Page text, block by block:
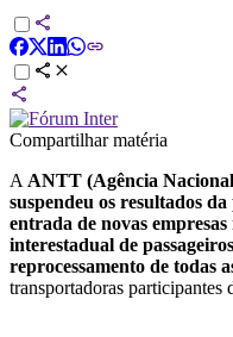
Compartilhar matéria
A ANTT (Agência
suspendeu os resultados
entrada de novas
interestadual de passageiros
reprocessamento de todas
transportadoras participantes